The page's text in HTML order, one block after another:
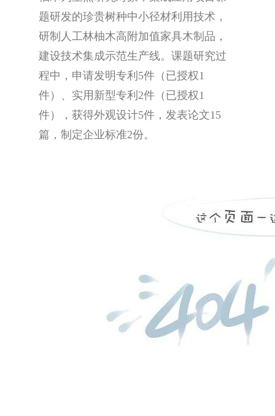
题研发的珍贵树种中小径材利用技术，
研制人工林柚木高附加值家具木制品，
建设技术集成示范生产线。课题研究过
程中，申请发明专利5件（已授权1
件）、实用新型专利2件（已授权1
件），获得外观设计5件，发表论文15
篇，制定企业标准2份。